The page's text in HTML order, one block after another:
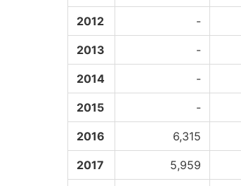
2012 -
2013 -
2014 -
2015 -
2016 6,315
2017 5,959